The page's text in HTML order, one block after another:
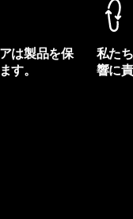
は製品を保
す。
私た
響に